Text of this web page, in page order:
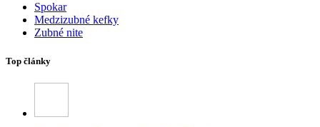
Spokar
Medzizubné kefky
Zubné nite
Top články